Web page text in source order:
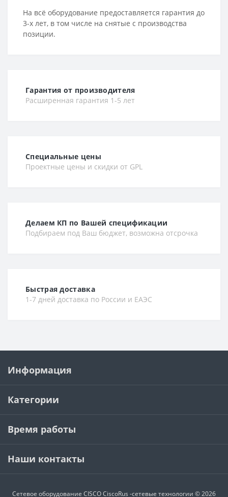
На всё оборудование предоставляется гарантия до
3-х лет, в том числе на снятые с производства
позиции.
Гарантия от производителя
Расширенная гарантия 1-5 лет
Специальные цены
Проектные цены и скидки от GPL
Делаем КП по Вашей спецификации
Подбираем под Ваш бюджет, возможна отсрочка
Быстрая доставка
1-7 дней доставка по России и ЕАЭС
Информация
Категории
Время работы
Наши контакты
Сетевое оборудование CISCOCiscoRus -сетевые технологии © 2026